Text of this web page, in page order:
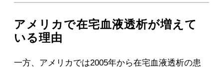
アメリカで在宅血液透析が増えて
いる理由
一方、アメリカでは2005年から在宅血液透析の患